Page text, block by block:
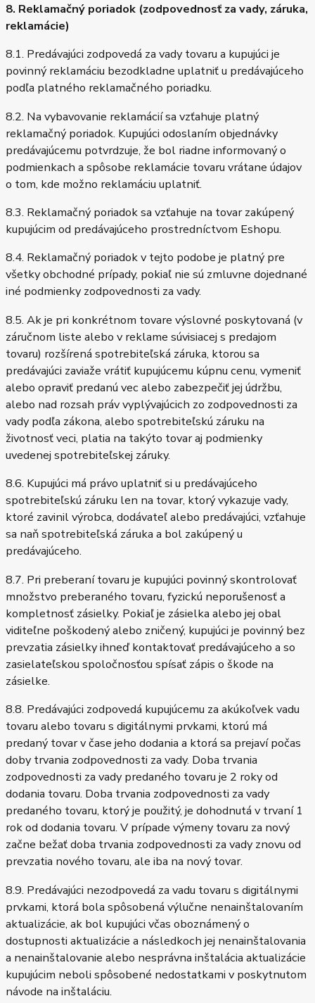
8. Reklamačný poriadok (zodpovednosť za vady, záruka,
reklamácie)
8.1. Predávajúci zodpovedá za vady tovaru a kupujúci je
povinný reklamáciu bezodkladne uplatniť u predávajúceho
podľa platného reklamačného poriadku.
8.2. Na vybavovanie reklamácií sa vzťahuje platný
reklamačný poriadok. Kupujúci odoslaním objednávky
predávajúcemu potvrdzuje, že bol riadne informovaný o
podmienkach a spôsobe reklamácie tovaru vrátane údajov
o tom, kde možno reklamáciu uplatniť.
8.3. Reklamačný poriadok sa vzťahuje na tovar zakúpený
kupujúcim od predávajúceho prostredníctvom Eshopu.
8.4. Reklamačný poriadok v tejto podobe je platný pre
všetky obchodné prípady, pokiaľ nie sú zmluvne dojednané
iné podmienky zodpovednosti za vady.
8.5. Ak je pri konkrétnom tovare výslovné poskytovaná (v
záručnom liste alebo v reklame súvisiacej s predajom
tovaru) rozšírená spotrebiteľská záruka, ktorou sa
predávajúci zaviaže vrátiť kupujúcemu kúpnu cenu, vymeniť
alebo opraviť predanú vec alebo zabezpečiť jej údržbu,
alebo nad rozsah práv vyplývajúcich zo zodpovednosti za
vady podľa zákona, alebo spotrebiteľskú záruku na
životnosť veci, platia na takýto tovar aj podmienky
uvedenej spotrebiteľskej záruky.
8.6. Kupujúci má právo uplatniť si u predávajúceho
spotrebiteľskú záruku len na tovar, ktorý vykazuje vady,
ktoré zavinil výrobca, dodávateľ alebo predávajúci, vzťahuje
sa naň spotrebiteľská záruka a bol zakúpený u
predávajúceho.
8.7. Pri preberaní tovaru je kupujúci povinný skontrolovať
množstvo preberaného tovaru, fyzickú neporušenosť a
kompletnosť zásielky. Pokiaľ je zásielka alebo jej obal
viditeľne poškodený alebo zničený, kupujúci je povinný bez
prevzatia zásielky ihneď kontaktovať predávajúceho a so
zasielateľskou spoločnosťou spísať zápis o škode na
zásielke.
8.8. Predávajúci zodpovedá kupujúcemu za akúkoľvek vadu
tovaru alebo tovaru s digitálnymi prvkami, ktorú má
predaný tovar v čase jeho dodania a ktorá sa prejaví počas
doby trvania zodpovednosti za vady. Doba trvania
zodpovednosti za vady predaného tovaru je 2 roky od
dodania tovaru. Doba trvania zodpovednosti za vady
predaného tovaru, ktorý je použitý, je dohodnutá v trvaní 1
rok od dodania tovaru. V prípade výmeny tovaru za nový
začne bežať doba trvania zodpovednosti za vady znovu od
prevzatia nového tovaru, ale iba na nový tovar.
8.9. Predávajúci nezodpovedá za vadu tovaru s digitálnymi
prvkami, ktorá bola spôsobená výlučne nenainštalovaním
aktualizácie, ak bol kupujúci včas oboznámený o
dostupnosti aktualizácie a následkoch jej nenainštalovania
a nenainštalovanie alebo nesprávna inštalácia aktualizácie
kupujúcim neboli spôsobené nedostatkami v poskytnutom
návode na inštaláciu.